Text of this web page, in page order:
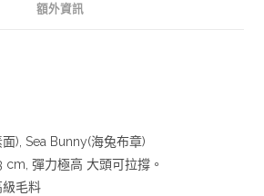
額外資訊
), Sea Bunny(海兔布章)
cm, 彈力極高 大頭可拉撐。
毛料